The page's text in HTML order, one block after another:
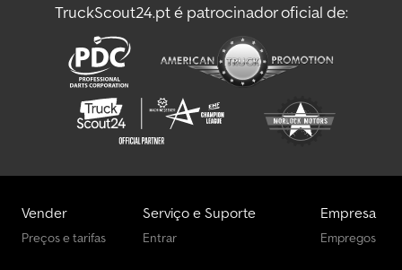
TruckScout24.pt é patrocinador oficial de:
Vender
Preços e tarifas
Serviço e Suporte
Entrar
Empresa
Empregos